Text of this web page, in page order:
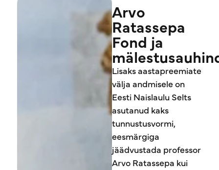
Arvo
Ratassepa
Fond ja
Lisaks aastapreemiate
välja andmisele on
Eesti Naislaulu Selts
asutanud kaks
tunnustusvormi,
eesmärgiga
jäädvustada professor
Arvo Ratassepa kui